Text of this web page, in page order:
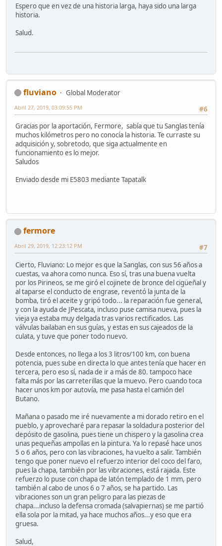
Espero que en vez de una historia larga, haya sido una larga
historia.
Salud.
fluviano
Global Moderator
#6
Abril 27, 2019, 03:09:55 PM
Gracias por la aportación, Fermore, sabía que tu Sanglas tenía
muchos kilómetros pero no conocía la historia. Te curraste su
adquisición y, sobretodo, que siga actualmente en
funcionamiento es lo mejor.
Saludos
Enviado desde mi E5803 mediante Tapatalk
fermore
#7
Abril 29, 2019, 12:23:12 PM
Cierto, Fluviano: Lo mejor es que la Sanglas, con sus 56 años a
cuestas, va ahora como nunca. Eso sí, tras una buena vuelta
por los Pirineos, se me giró el cojinete de bronce del cigüeñal y
al taparse el conducto de engrase, reventó la junta de la
bomba, tiró el aceite y gripó todo... la reparación fue general,
y con la ayuda de JPescata, incluso puse camisa nueva, pues la
vieja ya estaba muy delgada tras varios rectificados. Las
válvulas bailaban en sus guías, y estas en sus cajeados de la
culata, y tuve que poner todo nuevo.
Desde entonces, no llega a los 3 litros/100 km, con buena
potencia, pues sube en directa lo que antes tenía que hacer en
tercera, pero eso sí, nada de ir a más de 80. tampoco hace
falta más por las carreterillas que la muevo. Pero cuando toca
hacer unos km por autovía, me pasa hasta el camión del
Butano.
Mañana o pasado me iré nuevamente a mi dorado retiro en el
pueblo, y aprovecharé para repasar la soldadura posterior del
depósito de gasolina, pues tiene un chispero y la gasolina crea
unas pequeñas ampollas en la pintura. Ya lo repasé hace unos
5 o 6 años, pero con las vibraciones, ha vuelto a salir. También
tengo que poner nuevo el refuerzo interior del coco del faro,
pues la chapa, también por las vibraciones, está rajada. Este
refuerzo lo puse con chapa de latón templado de 1 mm, pero
también al cabo de unos 6 o 7 años, se ha partido. Las
vibraciones son un gran peligro para las piezas de
chapa...incluso la defensa cromada (salvapiernas) se me partió
ella sola por la mitad, ya hace muchos años...y eso que era
gruesa.
Salud,